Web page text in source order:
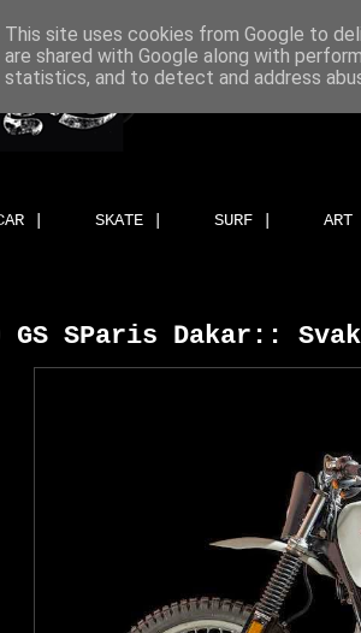
| SKATE | SURF |
GS SParis Dakar::
This site uses cookies from Google to
are shared with Google along with
statistics, and to detect and address